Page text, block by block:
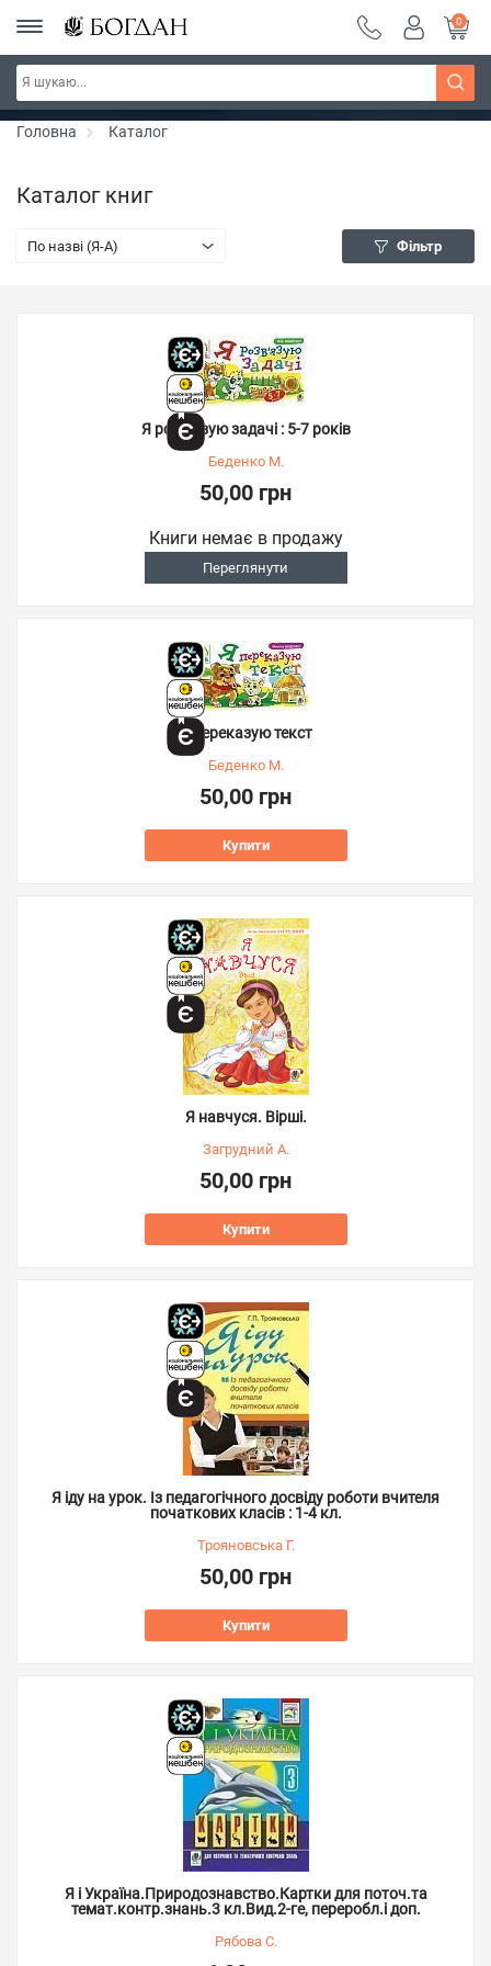
РОЗПРОДАЖ ~ 150 грн ~ 200 грн ~ 250 грн ~
300 грн ~ РОЗПРОДАЖ
Дізнатись більше
0
Головна Каталог
Каталог книг
По назві (Я-А) Фільтр
Я розв’язую задачі : 5-7 років
Беденко М.
50,00 грн
Книги немає в продажу
Переглянути
Я переказую текст
Беденко М.
50,00 грн
Купити
Я навчуся. Вірші.
Загрудний А.
50,00 грн
Купити
Я іду на урок. Із педагогічного досвіду роботи вчителя
початкових класів : 1-4 кл.
Трояновська Г.
50,00 грн
Купити
Я і Україна.Природознавство.Картки для поточ.та
темат.контр.знань.3 кл.Вид.2-ге, переробл.і доп.
Рябова С.